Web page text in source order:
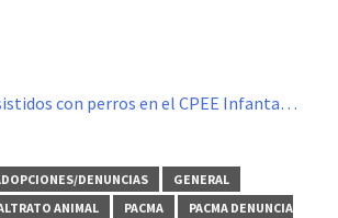
con perros en el CPEE Infanta…
DENUNCIAS
GENERAL
ANIMAL PACMA
PACMA DENUNCIA